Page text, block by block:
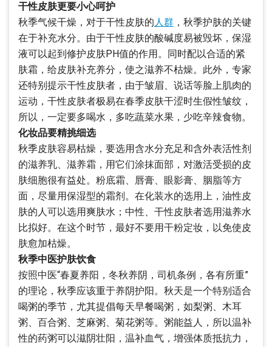
干性皮肤更要小心呵护
秋季气候干燥，对于干性皮肤的人群 ，秋季护肤的关键
在于补充水分。由于干性皮肤的酸碱度易被毁坏，保湿
液可以起到修护皮肤PH值的作用。同时配以合适的紧
肤霜，给皮肤补充养分，使之滋养不枯燥。此外，专家
还特别提示干性皮肤者，由于皱眉、说话等脸上肌肉的
运动，干性皮肤者极易在春季皮肤干涩时生假性皱纹，
所以，一定要多喝水，多吃蔬菜水果，少吃辛辣食物。
化妆品要精挑细选
秋季皮肤容易枯燥，要选用含水分充足和含外表活性剂
的滋养乳、滋养霜，用它们涂抹面部，对激活受损的皮
肤细胞很有益处。粉底霜、唇膏、眼影膏、胭脂等方
面，尽量用保湿型的霜剂。在化装水的选用上，油性皮
肤的人可以选用爽肤水；中性、干性皮肤者选用滋养水
比拟好。在这个时节，最好不要用干粉定妆，以免使皮
肤愈加枯燥。
秋季中医护肤饮食
按照中医“春夏养阳，冬秋养阴，司机条例，各有所重”
的理论，秋季应该重于养阴护阳。秋天是一个特别适合
喝粥的季节，尤其提倡每天早餐喝粥，如梨粥、木耳
粥、百合粥、芝麻粥、菊花粥等。粥能益人，所以温补
性的药粥可以滋阴壮阳，温补血气，增强体质抵抗力，